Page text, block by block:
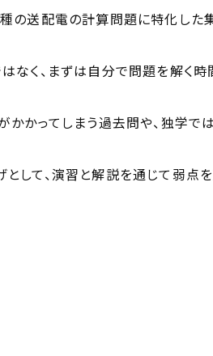
の送配電の計算問題に特化した
なく、まずは自分で問題を解く時
かかってしまう過去問や、独学で
して、演習と解説を通じて弱点